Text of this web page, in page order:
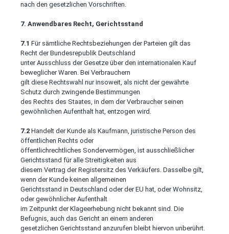
nach den gesetzlichen Vorschriften.
7. Anwendbares Recht, Gerichtsstand
7.1 Für sämtliche Rechtsbeziehungen der Parteien gilt das
Recht der Bundesrepublik Deutschland
unter Ausschluss der Gesetze über den internationalen Kauf
beweglicher Waren. Bei Verbrauchern
gilt diese Rechtswahl nur insoweit, als nicht der gewährte
Schutz durch zwingende Bestimmungen
des Rechts des Staates, in dem der Verbraucher seinen
gewöhnlichen Aufenthalt hat, entzogen wird.
7.2 Handelt der Kunde als Kaufmann, juristische Person des
öffentlichen Rechts oder
öffentlichrechtliches Sondervermögen, ist ausschließlicher
Gerichtsstand für alle Streitigkeiten aus
diesem Vertrag der Registersitz des Verkäufers. Dasselbe gilt,
wenn der Kunde keinen allgemeinen
Gerichtsstand in Deutschland oder der EU hat, oder Wohnsitz,
oder gewöhnlicher Aufenthalt
im Zeitpunkt der Klageerhebung nicht bekannt sind. Die
Befugnis, auch das Gericht an einem anderen
gesetzlichen Gerichtsstand anzurufen bleibt hiervon unberührt.